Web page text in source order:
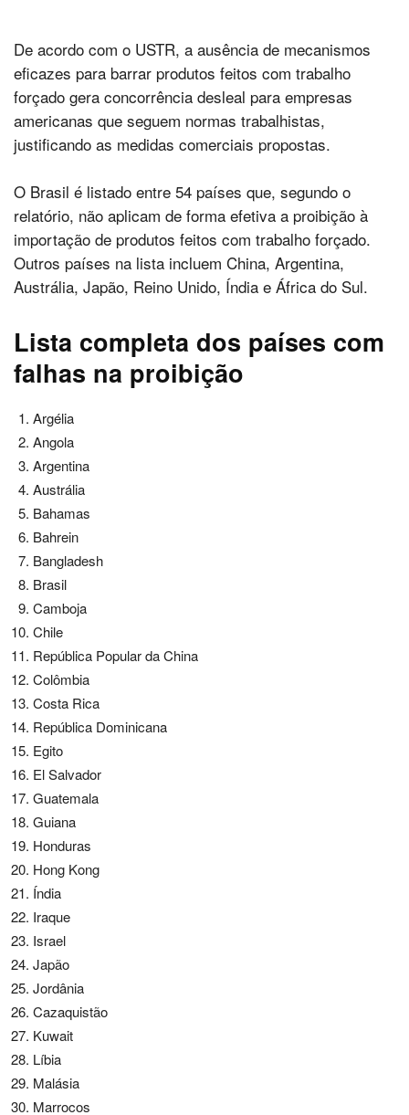
De acordo com o USTR, a ausência de mecanismos
eficazes para barrar produtos feitos com trabalho
forçado gera concorrência desleal para empresas
americanas que seguem normas trabalhistas,
justificando as medidas comerciais propostas.
O Brasil é listado entre 54 países que, segundo o
relatório, não aplicam de forma efetiva a proibição à
importação de produtos feitos com trabalho forçado.
Outros países na lista incluem China, Argentina,
Austrália, Japão, Reino Unido, Índia e África do Sul.
Lista completa dos países com
falhas na proibição
Argélia
Angola
Argentina
Austrália
Bahamas
Bahrein
Bangladesh
Brasil
Camboja
Chile
República Popular da China
Colômbia
Costa Rica
República Dominicana
Egito
El Salvador
Guatemala
Guiana
Honduras
Hong Kong
Índia
Iraque
Israel
Japão
Jordânia
Cazaquistão
Kuwait
Líbia
Malásia
Marrocos